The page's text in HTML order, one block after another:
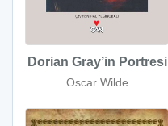
Dorian Gray’in Portresi
Oscar Wilde